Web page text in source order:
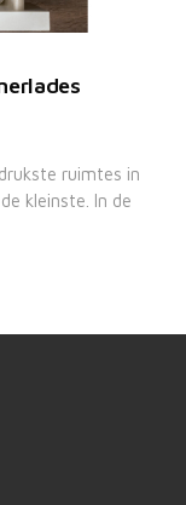
ruimtes in
kleinste. In de